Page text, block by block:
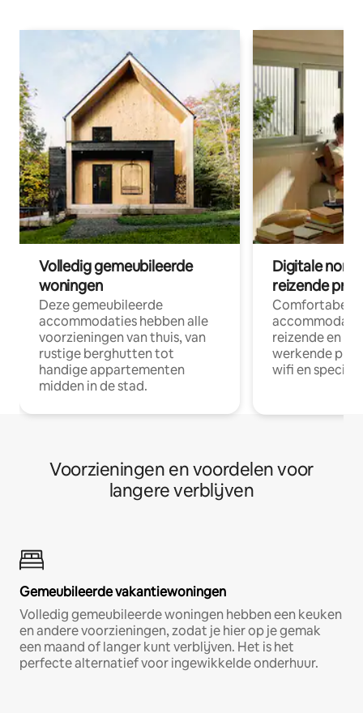
Volledig gemeubileerde
woningen
Deze gemeubileerde
accommodaties hebben alle
voorzieningen van thuis, van
rustige berghutten tot
handige appartementen
midden in de stad.
Digitale
reizende
Comfortabele
reizende en
werkende
wifi en
Voorzieningen en voordelen voor
langere verblijven
Gemeubileerde vakantiewoningen
Volledig gemeubileerde woningen hebben een keuken
en andere voorzieningen, zodat je hier op je gemak
een maand of langer kunt verblijven. Het is het
perfecte alternatief voor ingewikkelde onderhuur.